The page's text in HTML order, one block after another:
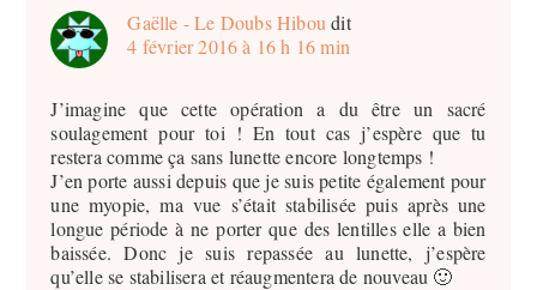
Gaëlle - Le Doubs Hibou dit
4 février 2016 à 16 h 16 min
J’imagine que cette opération a du être un sacré
soulagement pour toi ! En tout cas j’espère que tu
restera comme ça sans lunette encore longtemps !
J’en porte aussi depuis que je suis petite également pour
une myopie, ma vue s’était stabilisée puis après une
longue période à ne porter que des lentilles elle a bien
baissée. Donc je suis repassée au lunette, j’espère
qu’elle se stabilisera et réaugmentera de nouveau 🙂